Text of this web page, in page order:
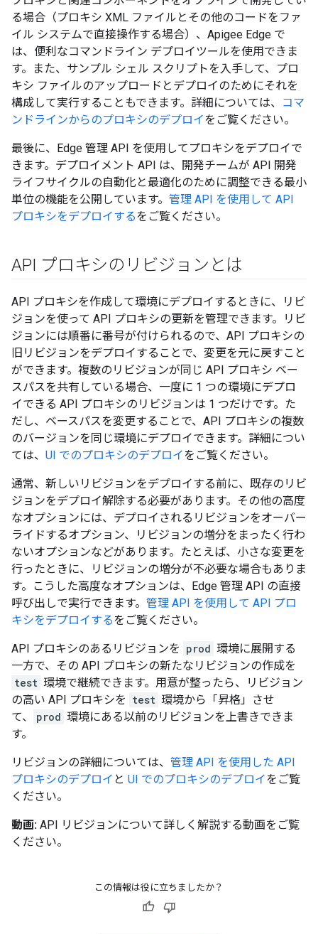
る場合（プロキシ XML ファイルとその他のコードをファ
イル システムで直接操作する場合）、Apigee Edge で
は、便利なコマンドライン デプロイツールを使用できま
す。また、サンプル シェル スクリプトを入手して、プロ
キシ ファイルのアップロードとデプロイのためにそれを
構成して実行することもできます。詳細については、
コマ
ンドラインからのプロキシのデプロイをご覧ください。
最後に、Edge 管理 API を使用してプロキシをデプロイで
きます。デプロイメント API は、開発チームが API 開発
ライフサイクルの自動化と最適化のために調整できる最小
単位の機能を公開しています。 管理 API を使用して API
プロキシをデプロイするをご覧ください。
API プロキシのリビジョンとは
API プロキシを作成して環境にデプロイするときに、リビ
ジョンを使って API プロキシの更新を管理できます。リビ
ジョンには順番に番号が付けられるので、API プロキシの
旧リビジョンをデプロイすることで、変更を元に戻すこと
ができます。複数のリビジョンが同じ API プロキシ ベー
スパスを共有している場合、一度に 1 つの環境にデプロ
イできる API プロキシのリビジョンは 1 つだけです。た
だし、ベースパスを変更することで、API プロキシの複数
のバージョンを同じ環境にデプロイできます。詳細につい
ては、 UI でのプロキシのデプロイをご覧ください。
通常、新しいリビジョンをデプロイする前に、既存のリビ
ジョンをデプロイ解除する必要があります。その他の高度
なオプションには、デプロイされるリビジョンをオーバー
ライドするオプション、リビジョンの増分をまったく行わ
ないオプションなどがあります。たとえば、小さな変更を
行ったときに、リビジョンの増分が不必要な場合もありま
す。こうした高度なオプションは、Edge 管理 API の直接
呼び出しで実行できます。 管理 API を使用して API プロ
キシをデプロイするをご覧ください。
API プロキシのあるリビジョンを prod 環境に展開する
一方で、その API プロキシの新たなリビジョンの作成を
test 環境で継続できます。用意が整ったら、リビジョン
の高い API プロキシを test 環境から「昇格」させ
て、
prod 環境にある以前のリビジョンを上書きできま
す。
リビジョンの詳細については、 管理 API を使用した API
プロキシのデプロイ と UI でのプロキシのデプロイをご覧
ください。
動画: API リビジョンについて詳しく解説する動画をご覧
ください。
この情報は役に立ちましたか？